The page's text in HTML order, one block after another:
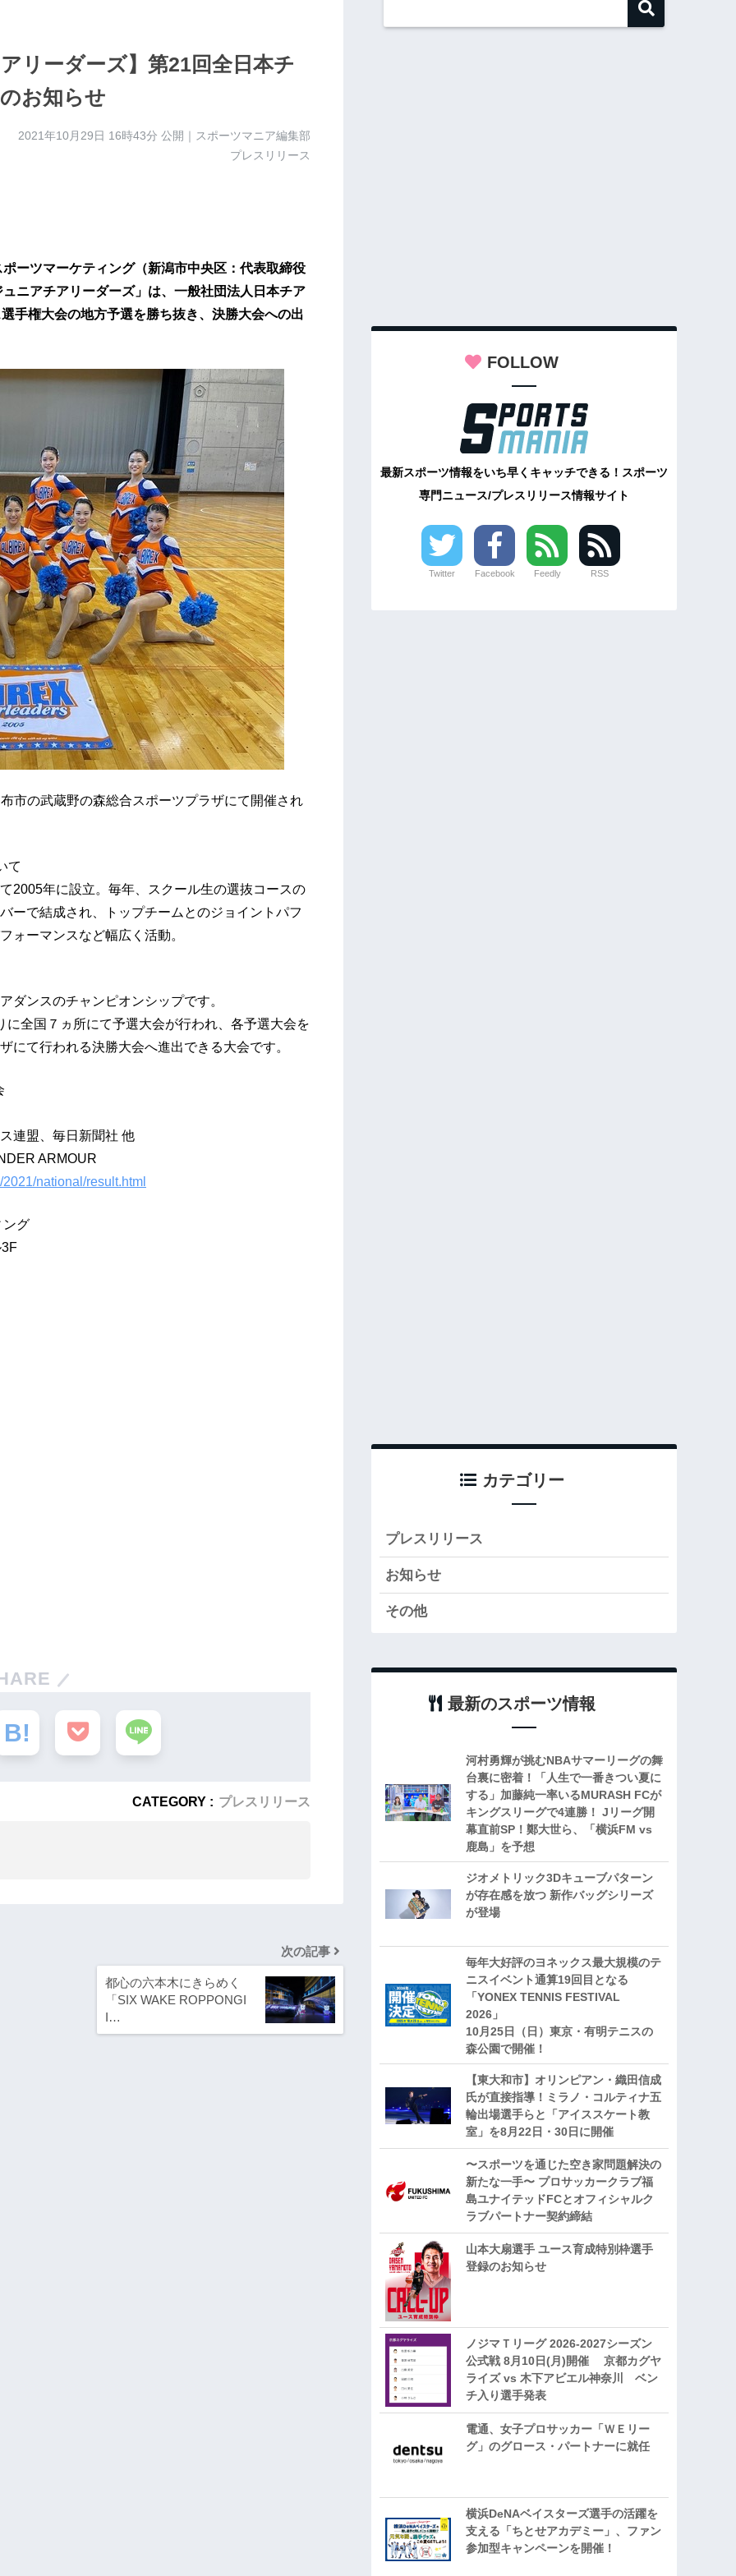
リーダーズ】第21回全日本チ
お知らせ
2021年10月29日 16時43分 公開｜スポーツマニア編集部
プレスリリース
ーツマーケティング（新潟市中央区：代表取締役
ニアチアリーダーズ」は、一般社団法人日本チア
手権大会の地方予選を勝ち抜き、決勝大会への出
市の武蔵野の森総合スポーツプラザにて開催され
て
2005年に設立。毎年、スクール生の選抜コースの
ーで結成され、トップチームとのジョイントパフ
ォーマンスなど幅広く活動。
ダンスのチャンピオンシップです。
全国７ヵ所にて予選大会が行われ、各予選大会を
にて行われる決勝大会へ進出できる大会です。
連盟、毎日新聞社 他
ARMOUR
national/result.html
ング
CATEGORY : プレスリリース
次の記事
都心の六本木にきらめく
「SIX WAKE ROPPONGI
I…
FOLLOW
最新スポーツ情報をいち早くキャッチできる！スポーツ
専門ニュース/プレスリリース情報サイト
Twitter Facebook Feedly RSS
カテゴリー
プレスリリース
お知らせ
その他
最新のスポーツ情報
河村勇輝が挑むNBAサマーリーグの舞
台裏に密着！「人生で一番きつい夏に
する」加藤純一率いるMURASH FCが
キングスリーグで4連勝！ Jリーグ開
幕直前SP！鄭大世ら、「横浜FM vs
鹿島」を予想
ジオメトリック3Dキューブパターン
が存在感を放つ 新作バッグシリーズ
が登場
毎年大好評のヨネックス最大規模のテ
ニスイベント通算19回目となる
「YONEX TENNIS FESTIVAL
2026」
10月25日（日）東京・有明テニスの
森公園で開催！
【東大和市】オリンピアン・織田信成
氏が直接指導！ミラノ・コルティナ五
輪出場選手らと「アイススケート教
室」を8月22日・30日に開催
〜スポーツを通じた空き家問題解決の
新たな一手〜 プロサッカークラブ福
島ユナイテッドFCとオフィシャルク
ラブパートナー契約締結
山本大扇選手 ユース育成特別枠選手
登録のお知らせ
ノジマＴリーグ 2026-2027シーズン
公式戦 8月10日(月)開催 京都カグヤ
ライズ vs 木下アビエル神奈川 ベン
チ入り選手発表
電通、女子プロサッカー「ＷＥリー
グ」のグロース・パートナーに就任
横浜DeNAベイスターズ選手の活躍を
支える「ちとせアカデミー」、ファン
参加型キャンペーンを開催！